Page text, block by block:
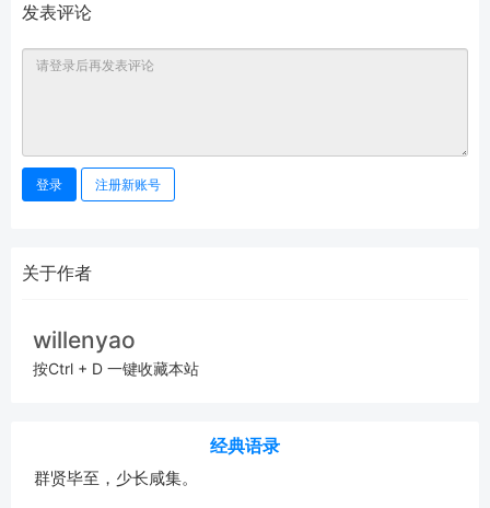
发表评论
登录 注册新账号
关于作者
willenyao
按Ctrl + D 一键收藏本站
经典语录
群贤毕至，少长咸集。